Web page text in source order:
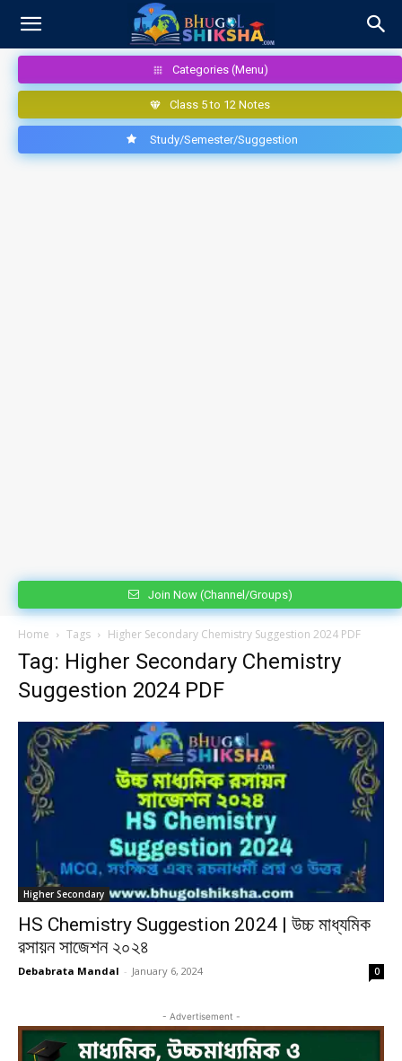
Categories (Menu)
Class 5 to 12 Notes
Study/Semester/Suggestion
Join Now (Channel/Groups)
Home Tags Higher Secondary Chemistry Suggestion 2024 PDF
Tag: Higher Secondary Chemistry
Suggestion 2024 PDF
Higher Secondary
HS Chemistry Suggestion 2024 | উচ্চ মাধ্যমিক
রসায়ন সাজেশন ২০২৪
Debabrata Mandal - January 6, 2024 0
- Advertisement -